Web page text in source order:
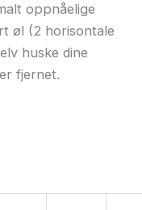
oppnåelige
øl (2 horisontale
huske dine
fjernet.